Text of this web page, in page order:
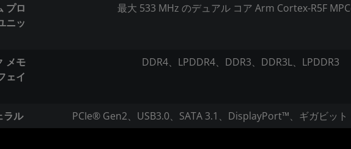
プロ
ニッ
最大 533 MHz のデュアル コア Arm Cortex-R5F
メモ
ェイ
DDR4、LPDDR4、DDR3、DDR3L、LPDDR3
ラル PCIe® Gen2、USB3.0、SATA 3.1、DisplayPort™、ギガビット